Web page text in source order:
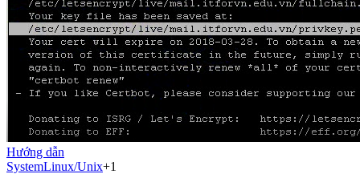
Hướng dẫn
SystemLinux/Unix+1